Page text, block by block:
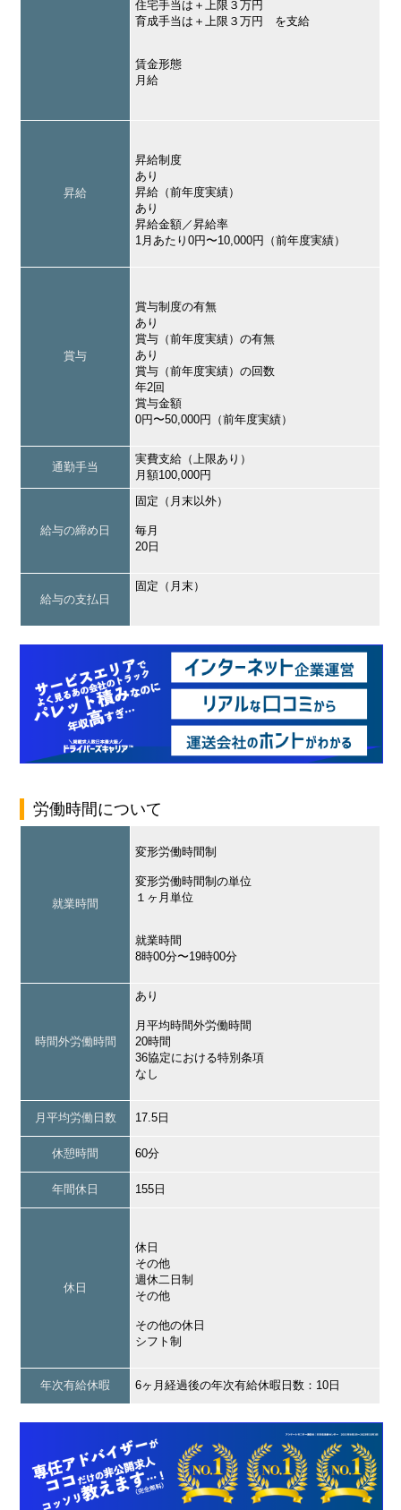
住宅手当は＋上限３万円
育成手当は＋上限３万円 を支給
賃金形態
月給
昇給
昇給制度
あり
昇給（前年度実績）
あり
昇給金額／昇給率
1月あたり0円〜10,000円（前年度実績）
賞与
賞与制度の有無
あり
賞与（前年度実績）の有無
あり
賞与（前年度実績）の回数
年2回
賞与金額
0円〜50,000円（前年度実績）
通勤手当
実費支給（上限あり）
月額100,000円
給与の締め日
固定（月末以外）
毎月
20日
給与の支払日
固定（月末）
労働時間について
就業時間
変形労働時間制
変形労働時間制の単位
１ヶ月単位
就業時間
8時00分〜19時00分
時間外労働時間
あり
月平均時間外労働時間
20時間
36協定における特別条項
なし
月平均労働日数 17.5日
休憩時間 60分
年間休日 155日
休日
休日
その他
週休二日制
その他
その他の休日
シフト制
年次有給休暇 6ヶ月経過後の年次有給休暇日数：10日